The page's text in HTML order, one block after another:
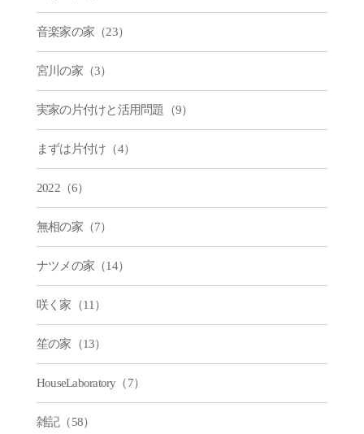
音楽家の家（23）
宮川の家（3）
実家の片付けと活用問題（9）
まずは片付け（4）
2022（6）
無相の家（7）
ナツメの家（14）
咲く家（11）
笙の家（13）
HouseLaboratory（7）
雑記（58）